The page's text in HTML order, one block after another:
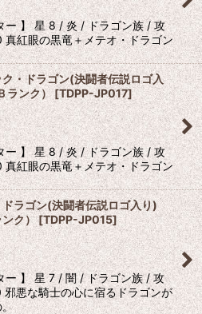
ー 】 星 8 / 炎 / ドラゴン族 / 攻
紅眼の黒竜＋メテオ・ドラゴン
・ドラゴン(決闘者伝説ロゴ入
ランク） [TDPP-JP017]
ー 】 星 8 / 炎 / ドラゴン族 / 攻
紅眼の黒竜＋メテオ・ドラゴン
ラゴン(決闘者伝説ロゴ入り)
ク）[TDPP-JP015]
ー 】 星 7 / 闇 / ドラゴン族 / 攻
悪な騎士の心に宿るドラゴンが
。